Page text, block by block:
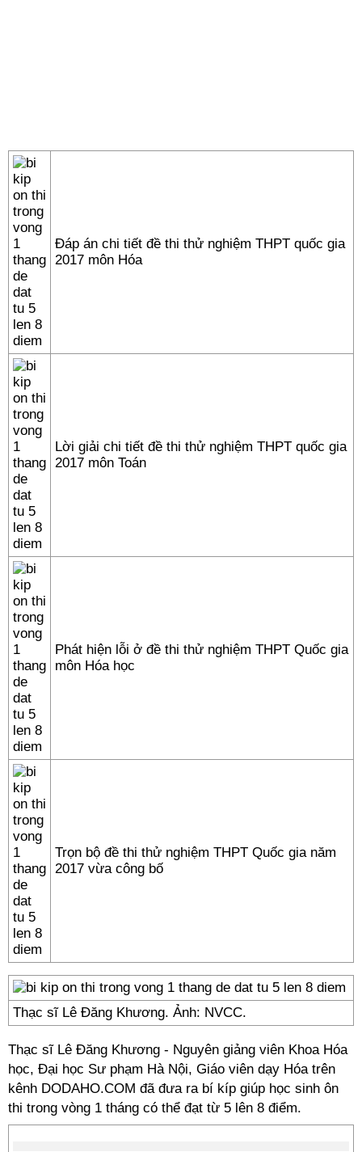
Đáp án chi tiết đề thi thử nghiệm THPT quốc gia
2017 môn Hóa
Lời giải chi tiết đề thi thử nghiệm THPT quốc gia
2017 môn Toán
Phát hiện lỗi ở đề thi thử nghiệm THPT Quốc gia
môn Hóa học
Trọn bộ đề thi thử nghiệm THPT Quốc gia năm
2017 vừa công bố
Thạc sĩ Lê Đăng Khương. Ảnh: NVCC.
Thạc sĩ Lê Đăng Khương - Nguyên giảng viên Khoa Hóa
học, Đại học Sư phạm Hà Nội, Giáo viên dạy Hóa trên
kênh DODAHO.COM đã đưa ra bí kíp giúp học sinh ôn
thi trong vòng 1 tháng có thể đạt từ 5 lên 8 điểm.